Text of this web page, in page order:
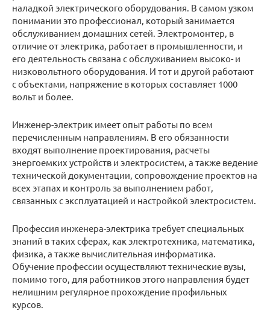
наладкой электрического оборудования. В самом узком
понимании это профессионал, который занимается
обслуживанием домашних сетей. Электромонтер, в
отличие от электрика, работает в промышленности, и
его деятельность связана с обслуживанием высоко- и
низковольтного оборудования. И тот и другой работают
с объектами, напряжение в которых составляет 1000
вольт и более.
Инженер-электрик имеет опыт работы по всем
перечисленным направлениям. В его обязанности
входят выполнение проектирования, расчеты
энергоемких устройств и электросистем, а также ведение
технической документации, сопровождение проектов на
всех этапах и контроль за выполнением работ,
связанных с эксплуатацией и настройкой электросистем.
Профессия инженера-электрика требует специальных
знаний в таких сферах, как электротехника, математика,
физика, а также вычислительная информатика.
Обучение профессии осуществляют технические вузы,
помимо того, для работников этого направления будет
нелишним регулярное прохождение профильных
курсов.